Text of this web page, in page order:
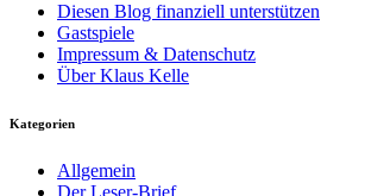
Diesen Blog finanziell unterstützen
Gastspiele
Impressum & Datenschutz
Über Klaus Kelle
Kategorien
Allgemein